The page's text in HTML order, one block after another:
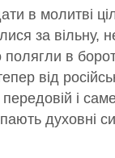
в молитві
за вільну,
в
від
і саме
духовні